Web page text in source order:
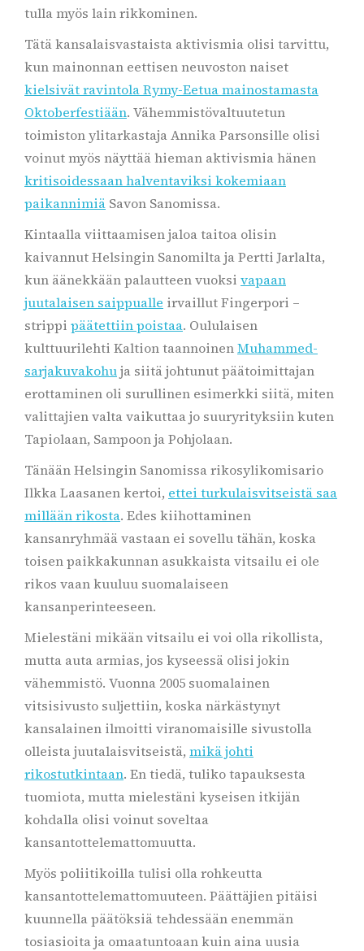
tulla myös lain rikkominen.
Tätä kansalaisvastaista aktivismia olisi tarvittu,
kun mainonnan eettisen neuvoston naiset
kielsivät ravintola Rymy-Eetua mainostamasta
Oktoberfestiään. Vähemmistövaltuutetun
toimiston ylitarkastaja Annika Parsonsille olisi
voinut myös näyttää hieman aktivismia hänen
kritisoidessaan halventaviksi kokemiaan
paikannimiä Savon Sanomissa.
Kintaalla viittaamisen jaloa taitoa olisin
kaivannut Helsingin Sanomilta ja Pertti Jarlalta,
kun äänekkään palautteen vuoksi vapaan
juutalaisen saippualle irvaillut Fingerpori –
strippi päätettiin poistaa. Oululaisen
kulttuurilehti Kaltion taannoinenMuhammed-
sarjakuvakohuja siitä johtunut päätoimittajan
erottaminen oli surullinen esimerkki siitä, miten
valittajien valta vaikuttaa jo suuryrityksiin kuten
Tapiolaan, Sampoon ja Pohjolaan.
Tänään Helsingin Sanomissa rikosylikomisario
Ilkka Laasanen kertoi, ettei turkulaisvitseistä saa
millään rikosta. Edes kiihottaminen
kansanryhmää vastaan ei sovellu tähän, koska
toisen paikkakunnan asukkaista vitsailu ei ole
rikos vaan kuuluu suomalaiseen
kansanperinteeseen.
Mielestäni mikään vitsailu ei voi olla rikollista,
mutta auta armias, jos kyseessä olisi jokin
vähemmistö. Vuonna 2005 suomalainen
vitsisivusto suljettiin, koska närkästynyt
kansalainen ilmoitti viranomaisille sivustolla
olleista juutalaisvitseistä, mikä johti
rikostutkintaan. En tiedä, tuliko tapauksesta
tuomiota, mutta mielestäni kyseisen itkijän
kohdalla olisi voinut soveltaa
kansantottelemattomuutta.
Myös poliitikoilla tulisi olla rohkeutta
kansantottelemattomuuteen. Päättäjien pitäisi
kuunnella päätöksiä tehdessään enemmän
tosiasioita ja omaatuntoaan kuin aina uusia